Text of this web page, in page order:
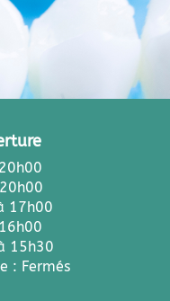
17h00
15h30
: Fermés